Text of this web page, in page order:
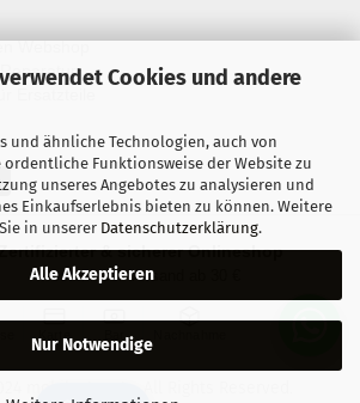
Cookies und andere
und ähnliche Technologien, auch von
Funktionsweise der Website zu
unseres Angebotes zu analysieren und
Einkaufserlebnis bieten zu können. Weitere
in unserer Datenschutzerklärung.
Alle Akzeptieren
Nur Notwendige
Webshop
Ersatzteile
& sicherer Onlineshop
Kostenloser Versand ab 30 €